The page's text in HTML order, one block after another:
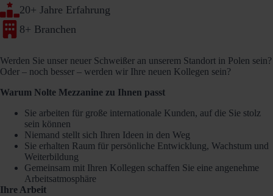
20+ Jahre Erfahrung
8+ Branchen
Werden Sie unser neuer Schweißer an unserem Standort in Polen sein?
Oder – noch besser – werden wir Ihre neuen Kollegen sein?
Warum Nolte Mezzanine zu Ihnen passt
Sie arbeiten für große internationale Kunden, auf die Sie stolz
sein können
Niemand stellt sich Ihren Ideen in den Weg
Sie erhalten Raum für persönliche Entwicklung, Wachstum und
Weiterbildung
Gemeinsam mit Ihren Kollegen schaffen Sie eine angenehme
Arbeitsatmosphäre
Ihre Arbeit